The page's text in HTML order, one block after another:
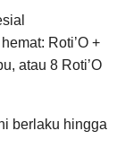
Roti’O +
atau 8 Roti’O
berlaku hingga